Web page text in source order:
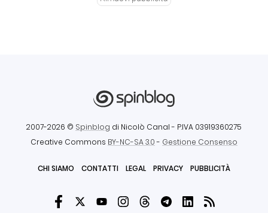
2007-2026 © Spinblog di Nicolò Canal - P.IVA 03919360275
Creative Commons BY-NC-SA 3.0- Gestione Consenso
CHI SIAMO CONTATTI LEGAL PRIVACY PUBBLICITÀ